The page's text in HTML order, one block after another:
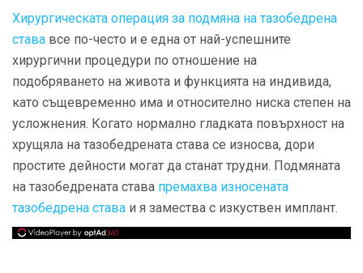
Хирургическата операция за подмяна на тазобедрена
става все по-често и е една от най-успешните
хирургични процедури по отношение на
подобряването на живота и функцията на индивида,
като същевременно има и относително ниска степен на
усложнения. Когато нормално гладката повърхност на
хрущяла на тазобедрената става се износва, дори
простите дейности могат да станат трудни. Подмяната
на тазобедрената става премахва износената
тазобедрена става и я замества с изкуствен имплант.